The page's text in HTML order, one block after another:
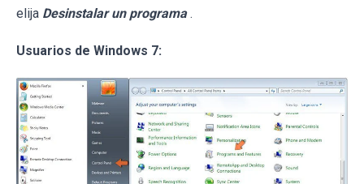
elija Desinstalar un programa .
Usuarios de Windows 7: